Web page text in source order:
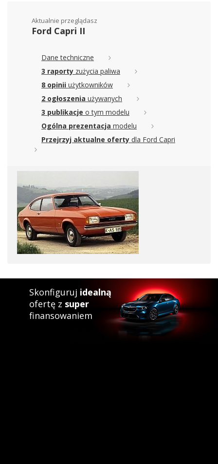
Aktualnie przeglądasz
Ford Capri II
Dane techniczne
3 raporty zużycia paliwa
8 opinii użytkowników
2 ogłoszenia używanych
3 publikacje o tym modelu
Ogólna prezentacja modelu
Przejrzyj aktualne oferty dla Ford Capri
Skonfiguruj idealną
ofertę z super
finansowaniem